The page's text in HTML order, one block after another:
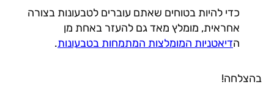
כדי להיות בטוחים שאתם עוברים לטבעונות בצורה
אחראית, מומלץ מאד גם להעזר באחת מן
הדיאטניות המומלצות המתמחות בטבעונות.
בהצלחה!